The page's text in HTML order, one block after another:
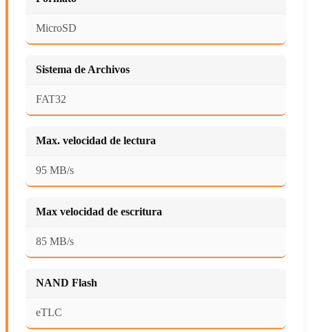
MicroSD
Sistema de Archivos
FAT32
Max. velocidad de lectura
95 MB/s
Max velocidad de escritura
85 MB/s
NAND Flash
eTLC